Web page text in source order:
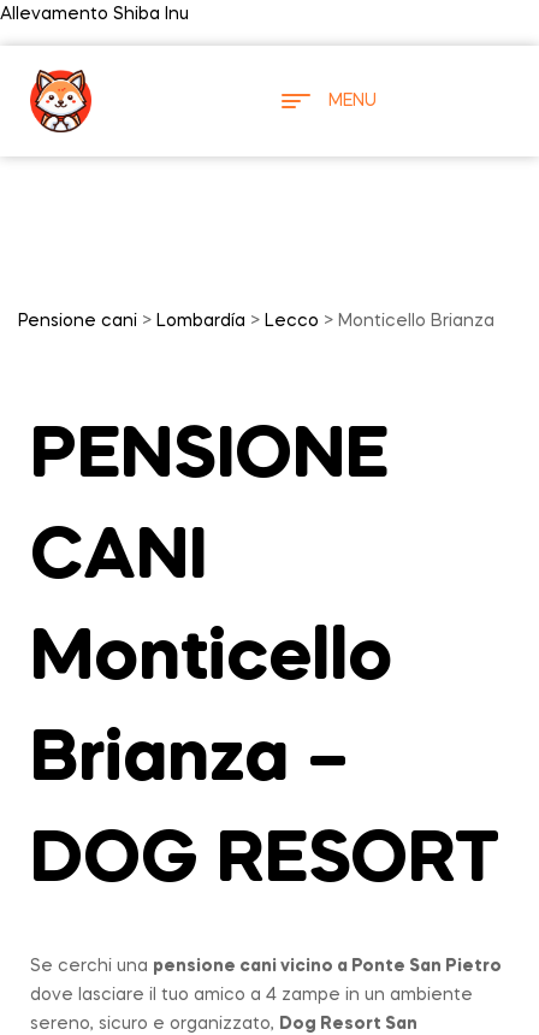
Allevamento Shiba Inu
MENU
Pensione cani > Lombardía > Lecco > Monticello Brianza
PENSIONE
CANI
Monticello
Brianza –
DOG RESORT
Se cerchi una pensione cani vicino a Ponte San Pietro
dove lasciare il tuo amico a 4 zampe in un ambiente
sereno, sicuro e organizzato, Dog Resort San